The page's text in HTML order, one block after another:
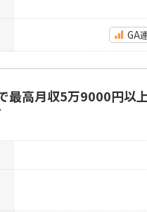
GA
最高月収5万9000円以